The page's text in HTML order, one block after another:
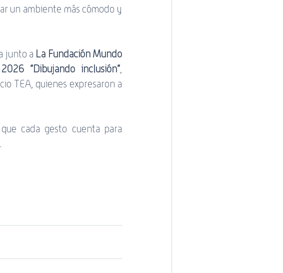
un ambiente más cómodo y
junto a La Fundación Mundo
“Dibujando inclusión”
TEA, quienes expresaron a
cada gesto cuenta para